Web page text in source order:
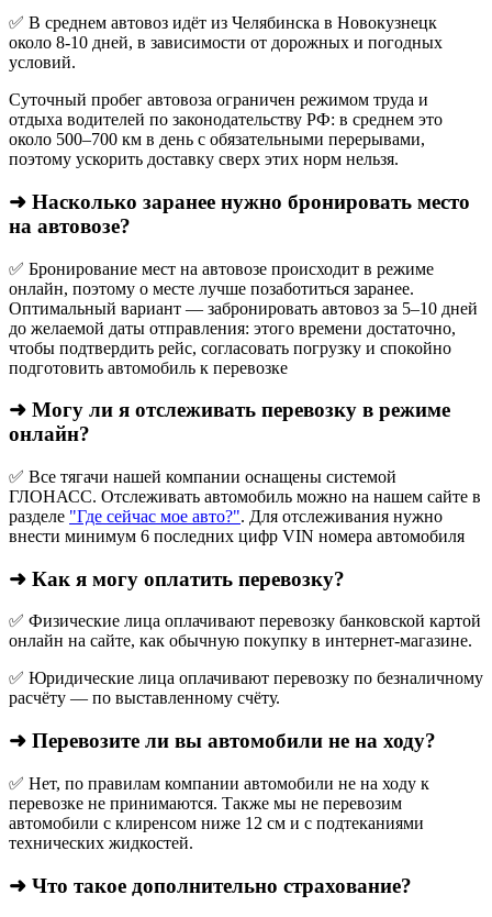
✅ В среднем автовоз идёт из Челябинска в Новокузнецк
около 8-10 дней, в зависимости от дорожных и погодных
условий.
Суточный пробег автовоза ограничен режимом труда и
отдыха водителей по законодательству РФ: в среднем это
около 500–700 км в день с обязательными перерывами,
поэтому ускорить доставку сверх этих норм нельзя.
➜ Насколько заранее нужно бронировать место
на автовозе?
✅ Бронирование мест на автовозе происходит в режиме
онлайн, поэтому о месте лучше позаботиться заранее.
Оптимальный вариант — забронировать автовоз за 5–10 дней
до желаемой даты отправления: этого времени достаточно,
чтобы подтвердить рейс, согласовать погрузку и спокойно
подготовить автомобиль к перевозке
➜ Могу ли я отслеживать перевозку в режиме
онлайн?
✅ Все тягачи нашей компании оснащены системой
ГЛОНАСС. Отслеживать автомобиль можно на нашем сайте в
разделе "Где сейчас мое авто?". Для отслеживания нужно
внести минимум 6 последних цифр VIN номера автомобиля
➜ Как я могу оплатить перевозку?
✅ Физические лица оплачивают перевозку банковской картой
онлайн на сайте, как обычную покупку в интернет‑магазине.
✅ Юридические лица оплачивают перевозку по безналичному
расчёту — по выставленному счёту.
➜ Перевозите ли вы автомобили не на ходу?
✅ Нет, по правилам компании автомобили не на ходу к
перевозке не принимаются. Также мы не перевозим
автомобили с клиренсом ниже 12 см и с подтеканиями
технических жидкостей.
➜ Что такое дополнительно страхование?